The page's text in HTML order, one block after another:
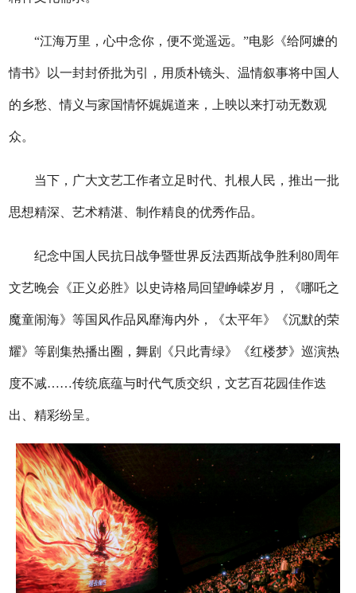
“江海万里，心中念你，便不觉遥远。”电影《给阿嬷的
情书》以一封封侨批为引，用质朴镜头、温情叙事将中国人
的乡愁、情义与家国情怀娓娓道来，上映以来打动无数观
众。
当下，广大文艺工作者立足时代、扎根人民，推出一批
思想精深、艺术精湛、制作精良的优秀作品。
纪念中国人民抗日战争暨世界反法西斯战争胜利80周年
文艺晚会《正义必胜》以史诗格局回望峥嵘岁月，《哪吒之
魔童闹海》等国风作品风靡海内外，《太平年》《沉默的荣
耀》等剧集热播出圈，舞剧《只此青绿》《红楼梦》巡演热
度不减……传统底蕴与时代气质交织，文艺百花园佳作迭
出、精彩纷呈。